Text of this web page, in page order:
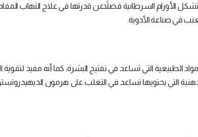
الأورام السرطانية فضلاًعن قدرتها في علاج التهاب
في صناعة الأدوية.
الطبيعية التي تساعد في تفتيح البشرة، كما أنه مفيد
التي يحتويها تساعد في التغلب على هرمون